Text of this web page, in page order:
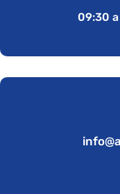
09:30 a